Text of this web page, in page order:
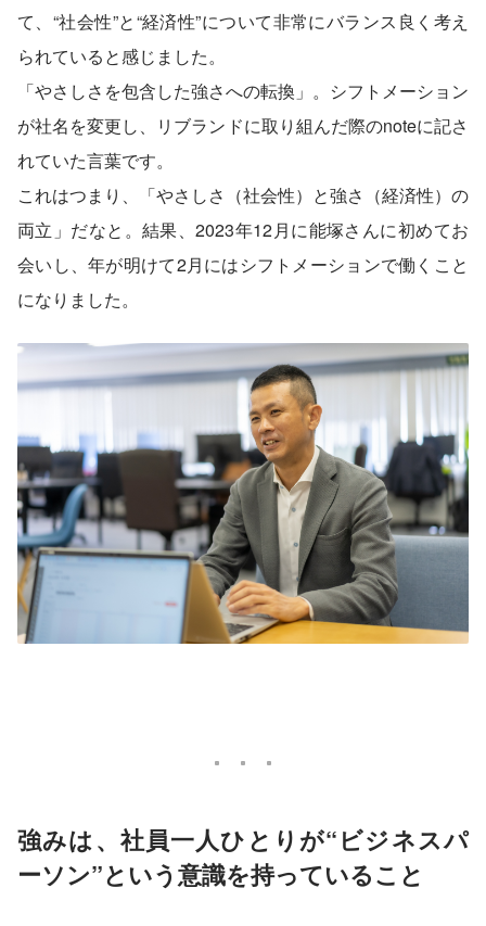
て、“社会性”と“経済性”について非常にバランス良く考え
られていると感じました。
「やさしさを包含した強さへの転換」。シフトメーション
が社名を変更し、リブランドに取り組んだ際のnoteに記さ
れていた言葉です。
これはつまり、「やさしさ（社会性）と強さ（経済性）の
両立」だなと。結果、2023年12月に能塚さんに初めてお
会いし、年が明けて2月にはシフトメーションで働くこと
になりました。
強みは、社員一人ひとりが“ビジネスパ
ーソン”という意識を持っていること